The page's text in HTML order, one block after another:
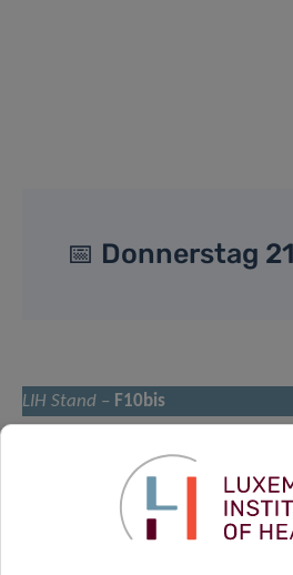
📅 Donnerstag
LIH Stand – F10bis
9h00 – 12h00 – Dr Laurent
Aktiver Lebensstil und
12h00 – 15h00 – Dr Jérémie